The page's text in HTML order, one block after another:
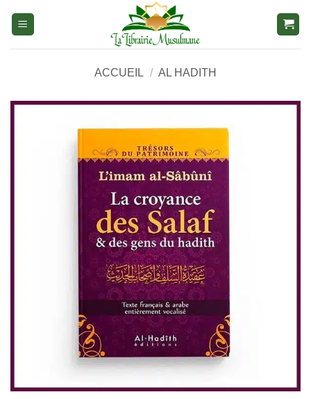
ACCUEIL / AL HADITH